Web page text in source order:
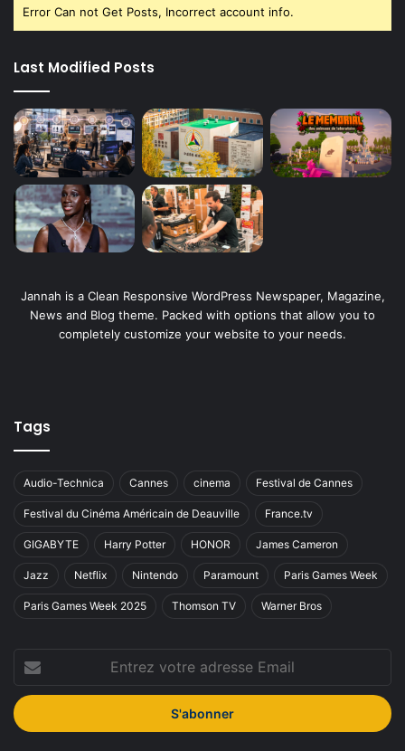
Error Can not Get Posts, Incorrect account info.
Last Modified Posts
Jannah is a Clean Responsive WordPress Newspaper, Magazine,
News and Blog theme. Packed with options that allow you to
completely customize your website to your needs.
Tags
Audio-Technica Cannes cinema Festival de Cannes
Festival du Cinéma Américain de Deauville France.tv
GIGABYTE Harry Potter HONOR James Cameron
Jazz Netflix Nintendo Paramount Paris Games Week
Paris Games Week 2025 Thomson TV Warner Bros
votre
adresse
Email